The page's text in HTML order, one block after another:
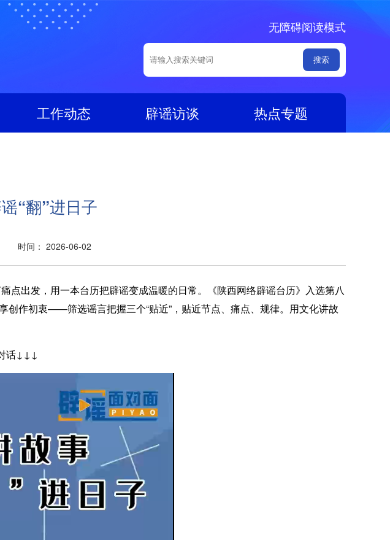
无障碍阅读模式
工作动态 辟谣访谈 热点专题
“翻”进日子
时间： 2026-06-02
出发，用一本台历把辟谣变成温暖的日常。《陕西网络辟谣台历》入选第八
创作初衷——筛选谣言把握三个“贴近”，贴近节点、痛点、规律。用文化讲故
话↓↓↓